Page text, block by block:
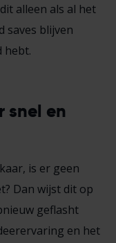
alleen als al het
saves blijven
hebt.
snel en
is er geen
Dan wijst dit op
geflasht
en het